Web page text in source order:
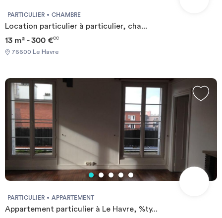
PARTICULIER CHAMBRE
Location particulier à particulier, cha...
13 m² - 300 €CC
76600 Le Havre
PARTICULIER APPARTEMENT
Appartement particulier à Le Havre, %ty...